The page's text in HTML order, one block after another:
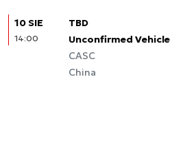
10 SIE
14:00
TBD
Unconfirmed Vehicle
CASC
China